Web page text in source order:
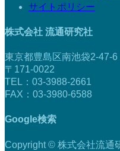
サイトポリシー
株式会社 流通研究社
東京都豊島区南池袋2-47-
〒171-0022
TEL：03-3988-2661
FAX：03-3980-6588
Google検索
Copyright © 株式会社流通